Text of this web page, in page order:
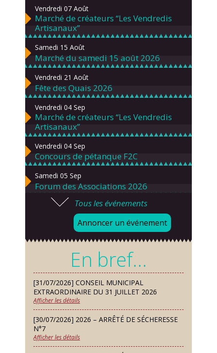
Vendredi 07 Août
Marché de créateurs “Les Vendredis
Artisanaux”
Samedi 15 Août
Marché du samedi 15 août 2026
Vendredi 21 Août
Fête des Quais 2026
Vendredi 04 Sep
Marché de créateurs “Les Vendredis
Artisanaux”
Vendredi 04 Sep
Concours de pétanque F2C
Samedi 05 Sep
Forum des Associations 2026
Lundi 07 Sep
Danses solo et en couple – cours
d’essai gratuit
Mardi 08 Sep
Chorale À travers chants
Samedi 12 Sep
Défi de pêche aux leurres (concept
lure house)
Dimanche 13 Sep
Repas de fouées
Lundi 14 Sep
Tous les événements
Annoncer un événement
En bref…
[31/07/2026] CONSEIL MUNICIPAL
EXTRAORDINAIRE DU 31 JUILLET 2026
Afficher les détails
[30/07/2026] 2026 – ARRÊTÉ DE SÉCHERESSE
N°7
Afficher les détails